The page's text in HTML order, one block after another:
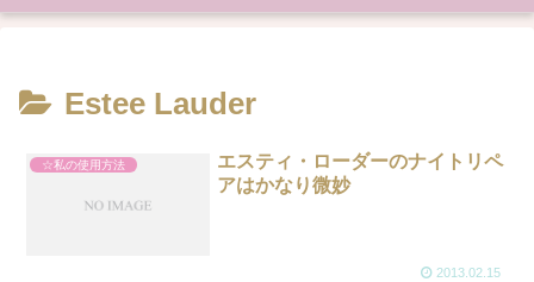
Estee Lauder
☆私の使用方法
エスティ・ローダーのナイトリペ
アはかなり微妙
2013.02.15